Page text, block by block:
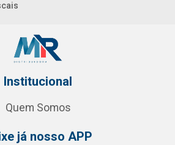
Institucional
Quem Somos
já nosso APP